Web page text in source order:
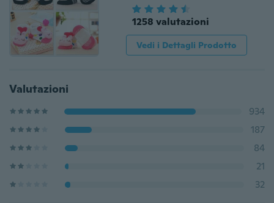
1258 valutazioni
Vedi i Dettagli Prodotto
Valutazioni
934
187
84
21
32